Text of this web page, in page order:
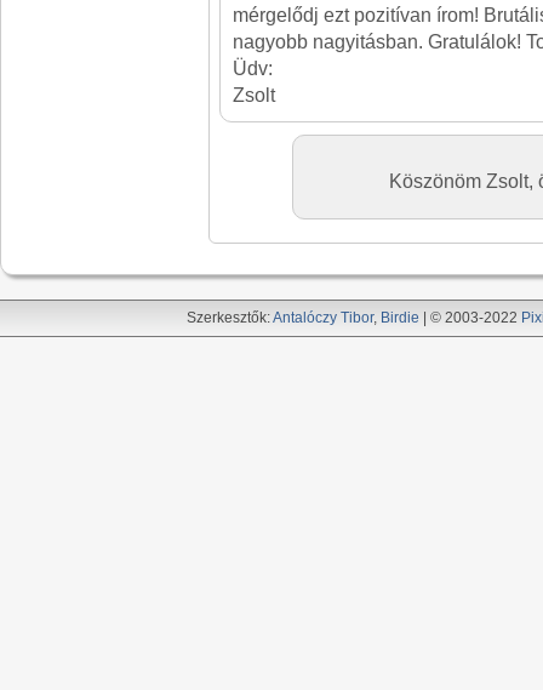
mérgelődj ezt pozitívan írom!
nagyobb nagyitásban. Gratulálok!
Üdv:
Zsolt
Köszönöm Zsolt,
Szerkesztők:Antalóczy Tibor, Birdie | © 2003-2022